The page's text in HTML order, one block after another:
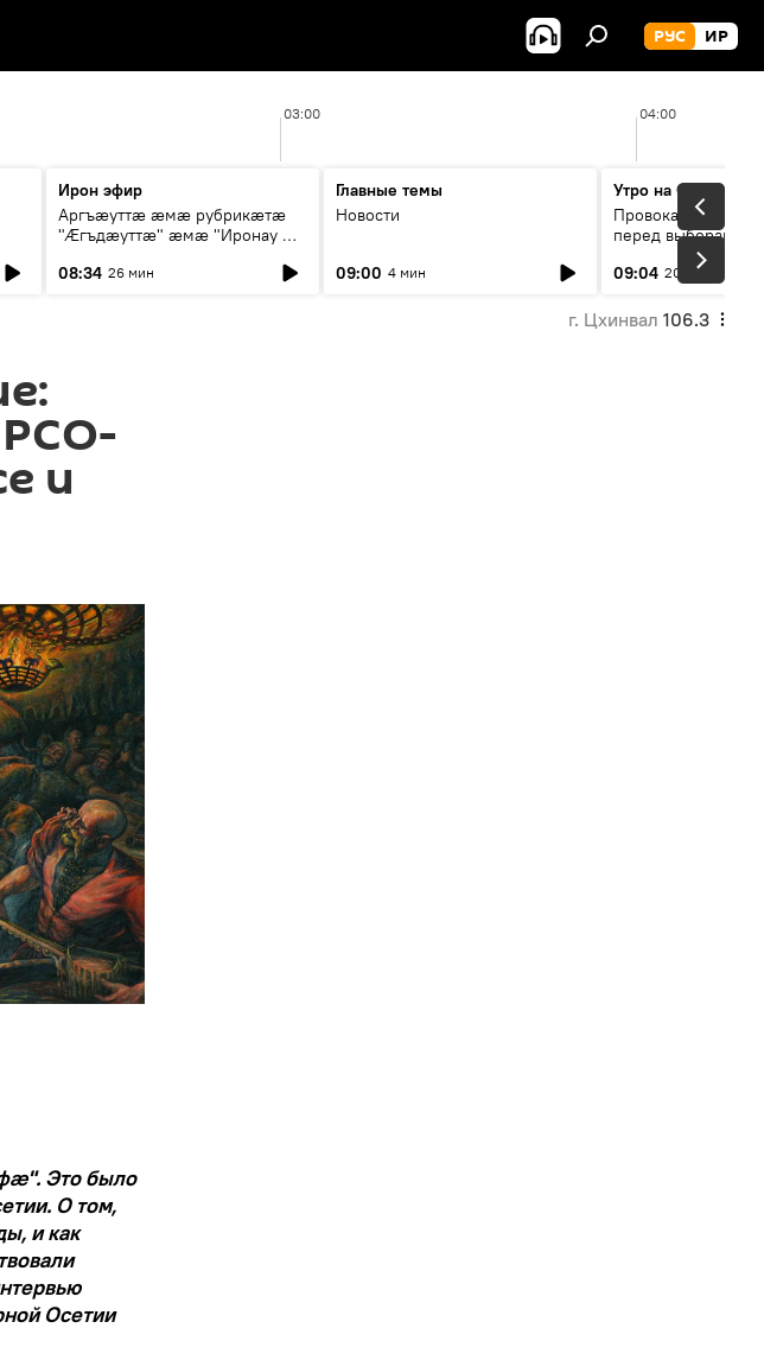
РУС ИР
03:00 04:00
Ирон эфир
Аргъæуттæ æмæ рубрикæтæ
"Æгъдæуттæ" æмæ "Иронау æй
08:34 26 мин
Главные темы
Новости
09:00 4 мин
Утро на Спутнике
Провокации со
перед выборами в
09:04 20 мин
г. Цхинвал 106.3
и
Это было
О том,
и как
Осетии